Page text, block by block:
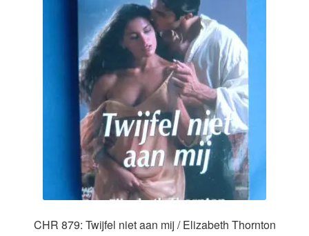
CHR 879: Twijfel niet aan mij / Elizabeth Thornton